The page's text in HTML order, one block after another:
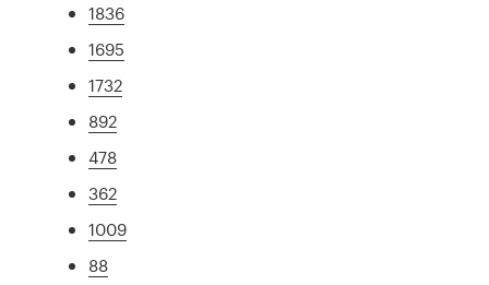
1836
1695
1732
892
478
362
1009
88